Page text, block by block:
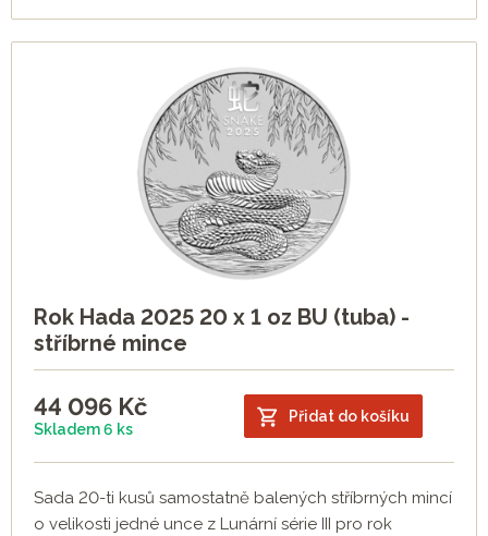
Rok Hada 2025 20 x 1 oz BU (tuba) -
stříbrné mince
44 096 Kč
Skladem 6 ks
Přidat do košíku
Sada 20-ti kusů samostatně balených stříbrných mincí
o velikosti jedné unce z Lunární série III pro rok